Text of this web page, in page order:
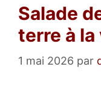
Salade
terre à
1 mai 2026 par